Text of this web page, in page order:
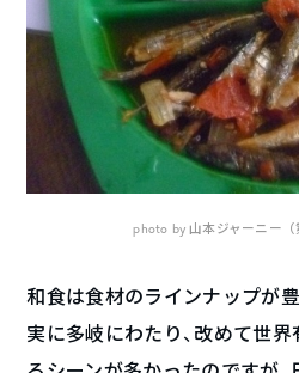
photo by 山本ジャーニー（
和食は食材のラインナップが
実に多岐にわたり、改めて世